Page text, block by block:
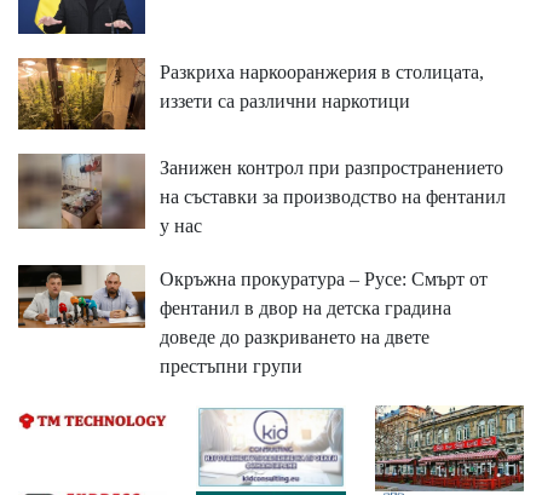
Разкриха наркооранжерия в столицата,
иззети са различни наркотици
Занижен контрол при разпространението
на съставки за производство на фентанил
у нас
Окръжна прокуратура – Русе: Смърт от
фентанил в двор на детска градина
доведе до разкриването на двете
престъпни групи